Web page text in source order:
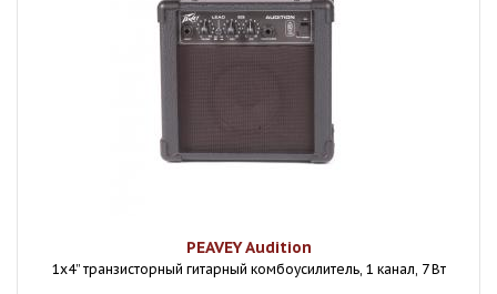
PEAVEY Audition
1x4” транзисторный гитарный комбоусилитель, 1 канал, 7 Вт